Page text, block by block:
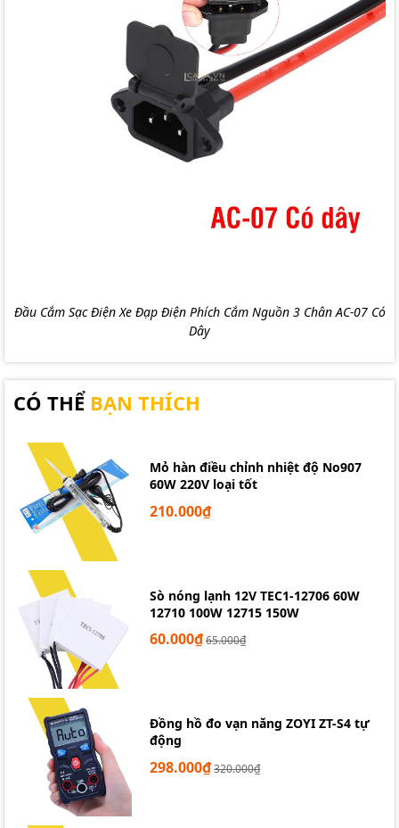
Đầu Cắm Sạc Điện Xe Đạp Điện Phích Cắm Nguồn 3 Chân AC-07 Có
Dây
CÓ THỂ BẠN THÍCH
Mỏ hàn điều chỉnh nhiệt độ No907
60W 220V loại tốt
210.000₫
Sò nóng lạnh 12V TEC1-12706 60W
12710 100W 12715 150W
60.000₫65.000₫
Đồng hồ đo vạn năng ZOYI ZT-S4 tự
động
298.000₫320.000₫